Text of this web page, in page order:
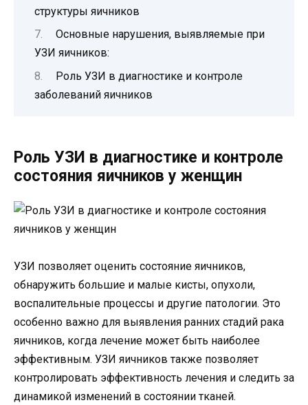
структуры яичников
Основные нарушения, выявляемые при
УЗИ яичников:
Роль УЗИ в диагностике и контроле
заболеваний яичников
Роль УЗИ в диагностике и контроле
состояния яичников у женщин
УЗИ позволяет оценить состояние яичников,
обнаружить большие и малые кисты, опухоли,
воспалительные процессы и другие патологии. Это
особенно важно для выявления ранних стадий рака
яичников, когда лечение может быть наиболее
эффективным. УЗИ яичников также позволяет
контролировать эффективность лечения и следить за
динамикой изменений в состоянии тканей.